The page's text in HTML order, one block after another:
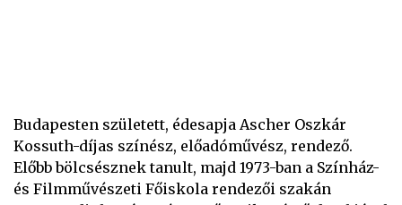
Budapesten született, édesapja Ascher Oszkár
Kossuth-díjas színész, előadóművész, rendező.
Előbb bölcsésznek tanult, majd 1973-ban a Színház-
és Filmművészeti Főiskola rendezői szakán